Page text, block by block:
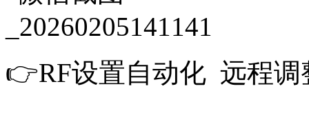
👉RF设置自动化 远程